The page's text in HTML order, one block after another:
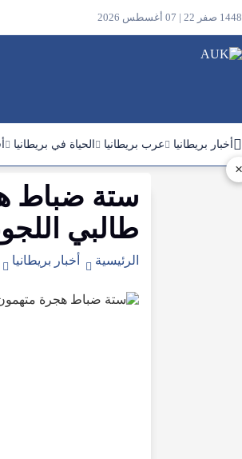
1448 صفر 22 | 07 أغسطس 2026
أخبار بريطانيا عرب بريطانيا الحياة في بريطانيا
ستة ضباط
طالبي
الرئيسية أخبار بريطانيا
×